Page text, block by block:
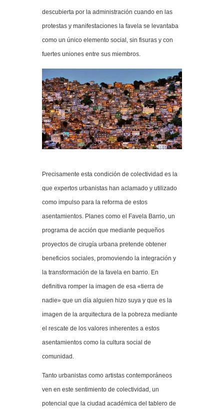
descubierta por la administración cuando en las
protestas y manifestaciones la favela se levantaba
como un único elemento social, sin fisuras y con
fuertes uniones entre sus miembros.
Precisamente esta condición de colectividad es la
que expertos urbanistas han aclamado y utilizado
como impulso para la reforma de estos
asentamientos. Planes como el Favela Barrio, un
programa de acción que mediante pequeños
proyectos de cirugía urbana pretende obtener
beneficios sociales, promoviendo la integración y
la transformación de la favela en barrio. En
definitiva romper la imagen de esa «tierra de
nadie» que un día alguien hizo suya y que es la
imagen de la arquitectura de la pobreza mediante
el rescate de los valores inherentes a estos
asentamientos como la cultura social de
comunidad.
Tanto urbanistas como artistas contemporáneos
ven en este sentimiento de colectividad, un
potencial que la ciudad académica del tablero de